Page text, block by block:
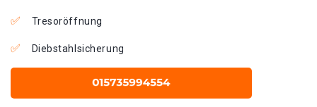
Tresoröffnung
Diebstahlsicherung